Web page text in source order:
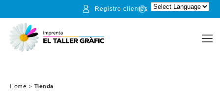
Registro clientes
Home > Tienda